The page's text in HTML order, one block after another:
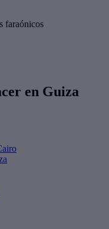
faraónicos
en Guiza